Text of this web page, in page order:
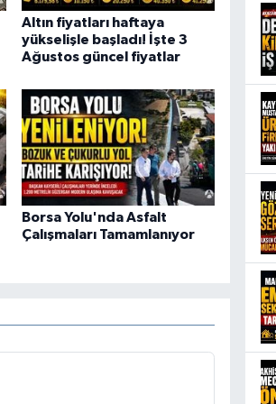
Altın fiyatları haftaya
yükselişle başladı! İşte 3
Ağustos güncel fiyatlar
Borsa Yolu'nda Asfalt
Çalışmaları Tamamlanıyor